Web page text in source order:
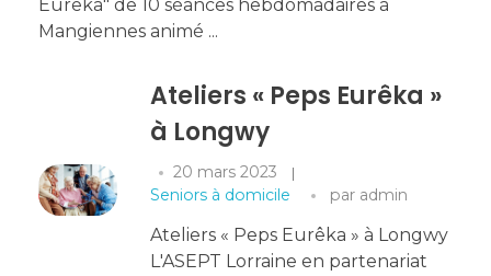
Eurêka" de 10 séances hebdomadaires à
Mangiennes animé ...
Ateliers « Peps Eurêka »
à Longwy
20 mars 2023
Seniors à domicile
par admin
Ateliers « Peps Eurêka » à Longwy
L'ASEPT Lorraine en partenariat